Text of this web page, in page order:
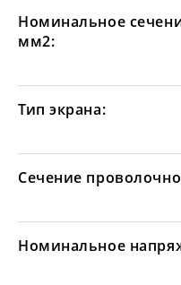
Номинальное
мм2:
Тип экрана:
Сечение
Номинальное